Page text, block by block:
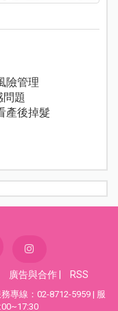
險管理
問題
產後掉髮
廣告與合作 RSS
專線：02-8712-5959 | 服